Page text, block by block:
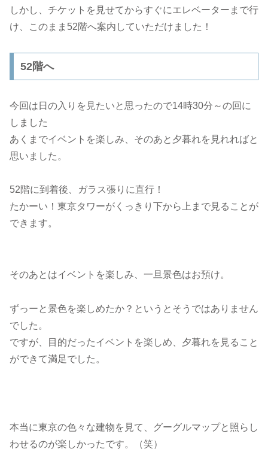
しかし、チケットを見せてからすぐにエレベーターまで行
け、このまま52階へ案内していただけました！
52階へ
今回は日の入りを見たいと思ったので14時30分～の回に
しました
あくまでイベントを楽しみ、そのあと夕暮れを見れればと
思いました。
52階に到着後、ガラス張りに直行！
たかーい！東京タワーがくっきり下から上まで見ることが
できます。
そのあとはイベントを楽しみ、一旦景色はお預け。
ずっーと景色を楽しめたか？というとそうではありません
でした。
ですが、目的だったイベントを楽しめ、夕暮れを見ること
ができて満足でした。
本当に東京の色々な建物を見て、グーグルマップと照らし
わせるのが楽しかったです。（笑）